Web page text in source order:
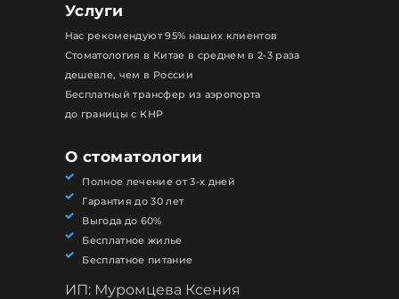
Услуги
Нас рекомендуют 95% наших клиентов
Стоматология в Китае в среднем в 2-3 раза
дешевле, чем в России
Бесплатный трансфер из аэропорта
до границы с КНР
О стоматологии
Полное лечение от 3-х дней
Гарантия до 30 лет
Выгода до 60%
Бесплатное жилье
Бесплатное питание
ИП: Муромцева Ксения